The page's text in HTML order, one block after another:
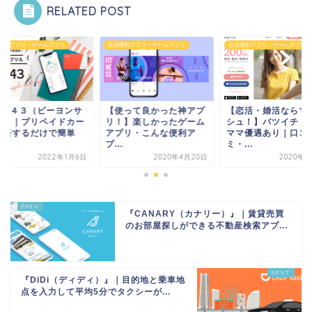
RELATED POST
利アプリ・ゲームアプリ
４３（ビーヨンサ
』｜プリペイドカー
済するだけで簡単
2022年1月6日
生活便利アプリ・ゲームアプリ
【使って良かった神アプ
リ！】楽しかったゲーム
アプリ・こんな便利ア
プ...
2020年4月20日
生活便利アプリ・ゲームアプリ
【恋活・婚活ならマ
シュ！】バツイチ・
ママ優遇あり｜口コ
ミ・...
2020年6
『CANARY（カナリー）』｜賃貸売買
のお部屋探しができる不動産検索アプ...
『DiDi（ディディ）』｜目的地と乗車地
点を入力して平均5分でタクシーが...